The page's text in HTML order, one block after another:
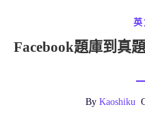
英
Facebook題庫到真
By Kaoshiku